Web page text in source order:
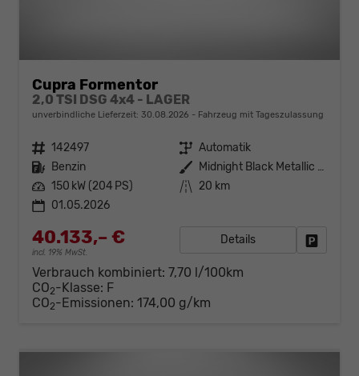
Cupra Formentor
2,0 TSI DSG 4x4 - LAGER
unverbindliche Lieferzeit: 30.08.2026 Fahrzeug mit Tageszulassung
Fahrzeugnr. 142497 Getriebe Automatik
Kraftstoff Benzin Außenfarbe
Midnight Black Metallic (0E)
Leistung 150 kW (204 PS) Kilometerstand 20 km
01.05.2026
40.133,– €
incl. 19% MwSt.
Details
Verbrauch kombiniert: 7,70 l/100km
CO2-Klasse: F
CO2-Emissionen: 174,00 g/km